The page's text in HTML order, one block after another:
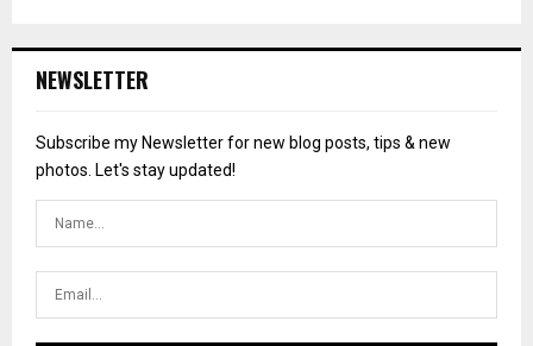
NEWSLETTER
Subscribe my Newsletter for new blog posts, tips & new
photos. Let's stay updated!